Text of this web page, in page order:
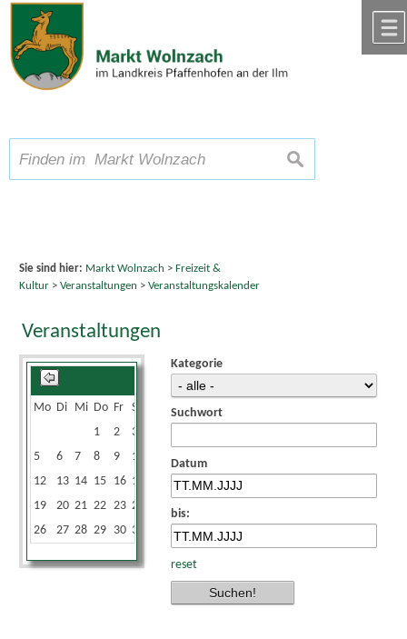
Zum Inhalt,zur Navigation
Schriftgröße A A A suchen
Sie sind hier: Markt Wolnzach > Freizeit &
Kultur> Veranstaltungen > Veranstaltungskalender
Veranstaltungen
Mo Di Mi Do Fr Sa
1
2 3
5
6 7 8 9 10
12
13 14 15 16 17
19
20 21 22 23 24
26
27 28 29 30 31
Kategorie
Suchwort
Datum
bis:
reset